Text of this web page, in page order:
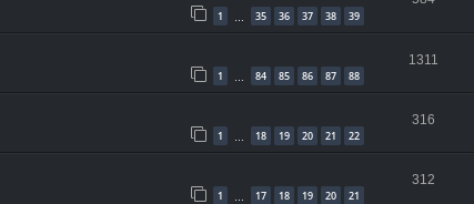
1 35 36 37 38 39
1 84 85 86 87 88
1311
1 18 19 20 21 22
316
1 17 18 19 20 21
312